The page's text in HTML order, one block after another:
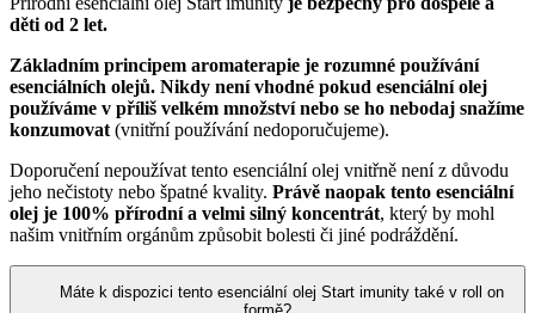
děti od 2 let.
Základním principem aromaterapie je rozumné používání
esenciálních olejů. Nikdy není vhodné pokud esenciální olej
používáme v příliš velkém množství nebo se ho nebodaj snažíme
konzumovat (vnitřní používání nedoporučujeme).
Doporučení nepoužívat tento esenciální olej vnitřně není z důvodu
jeho nečistoty nebo špatné kvality. Právě naopak tento esenciální
olej je 100% přírodní a velmi silný koncentrát, který by mohl
našim vnitřním orgánům způsobit bolesti či jiné podráždění.
Máte k dispozici tento esenciální olej Start imunity také v roll on